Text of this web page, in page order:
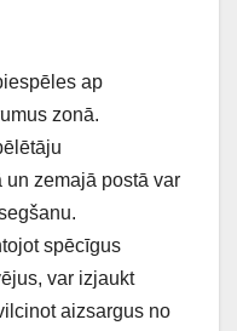
ap
zonā.
zemajā postā var
spēcīgus
var izjaukt
aizsargus no